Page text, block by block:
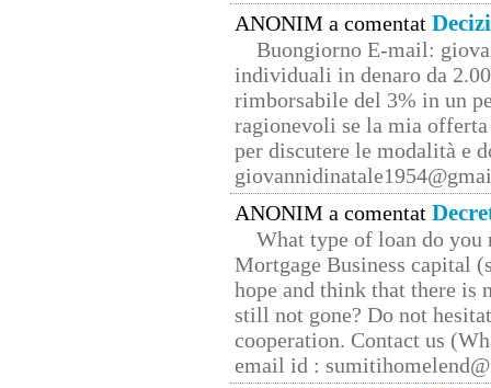
ANONIM a comentat
Buongiorno E-mail:
individuali in denaro da
rimborsabile del 3% in un
ragionevoli se la mia
per discutere le modalità e
ANONIM a comentat
What type of loan do you
Mortgage Business capital
hope and think that there is
still not gone? Do not
cooperation. Contact us
email id :